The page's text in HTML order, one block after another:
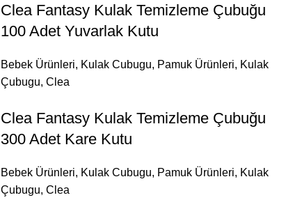
Clea Fantasy Kulak Temizleme Çubuğu
100 Adet Yuvarlak Kutu
Bebek Ürünleri, Kulak Cubugu, Pamuk Ürünleri, Kulak
Çubugu, Clea
Clea Fantasy Kulak Temizleme Çubuğu
300 Adet Kare Kutu
Bebek Ürünleri, Kulak Cubugu, Pamuk Ürünleri, Kulak
Çubugu, Clea